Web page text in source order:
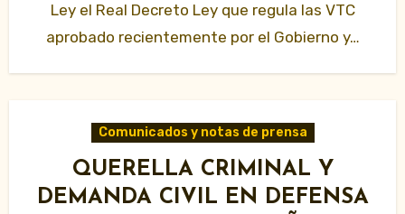
Ley el Real Decreto Ley que regula las VTC
aprobado recientemente por el Gobierno y…
Comunicados y notas de prensa
QUERELLA CRIMINAL Y
DEMANDA CIVIL EN DEFENSA